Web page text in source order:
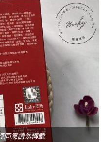
同意請勿轉載